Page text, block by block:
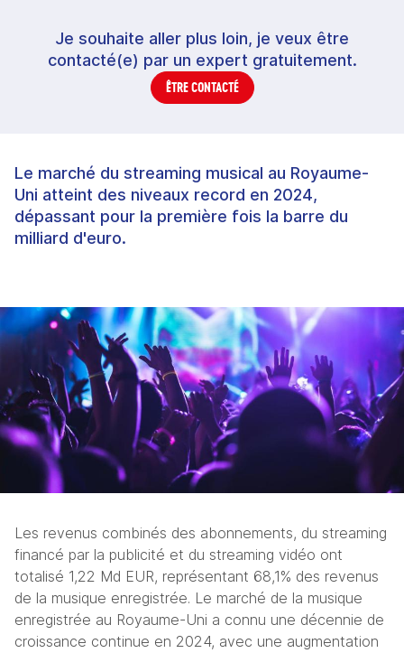
Je souhaite aller plus loin, je veux être
contacté(e) par un expert gratuitement.
ÊTRE CONTACTÉ
Le marché du streaming musical au Royaume-
Uni atteint des niveaux record en 2024,
dépassant pour la première fois la barre du
milliard d'euro.
Les revenus combinés des abonnements, du streaming
financé par la publicité et du streaming vidéo ont
totalisé 1,22 Md EUR, représentant 68,1% des revenus
de la musique enregistrée. Le marché de la musique
enregistrée au Royaume-Uni a connu une décennie de
croissance continue en 2024, avec une augmentation